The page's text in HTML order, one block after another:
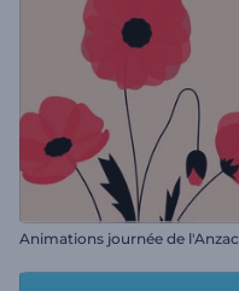
Animations journée de l'Anzac